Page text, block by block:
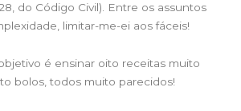
do Código Civil). Entre os assuntos
limitar-me-ei aos fáceis!
é ensinar oito receitas muito
bolos, todos muito parecidos!